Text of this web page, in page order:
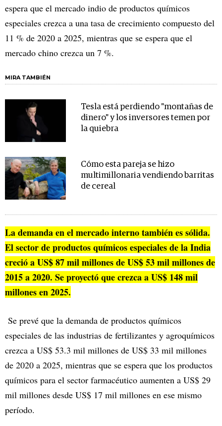
espera que el mercado indio de productos químicos
especiales crezca a una tasa de crecimiento compuesto del
11 % de 2020 a 2025, mientras que se espera que el
mercado chino crezca un 7 %.
MIRA TAMBIÉN
Tesla está perdiendo "montañas de
dinero" y los inversores temen por
la quiebra
Cómo esta pareja se hizo
multimillonaria vendiendo barritas
de cereal
La demanda en el mercado interno también es sólida.
El sector de productos químicos especiales de la India
creció a US$ 87 mil millones de US$ 53 mil millones de
2015 a 2020. Se proyectó que crezca a US$ 148 mil
millones en 2025.
Se prevé que la demanda de productos químicos
especiales de las industrias de fertilizantes y agroquímicos
crezca a US$ 53.3 mil millones de US$ 33 mil millones
de 2020 a 2025, mientras que se espera que los productos
químicos para el sector farmacéutico aumenten a US$ 29
mil millones desde US$ 17 mil millones en ese mismo
período.